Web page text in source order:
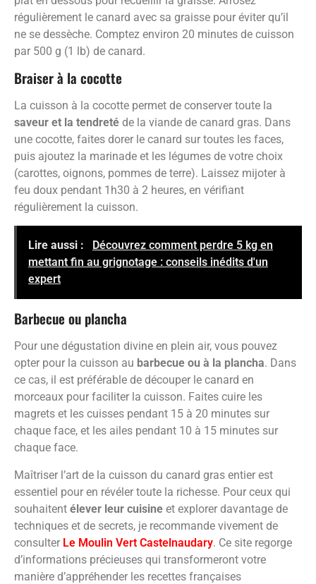
régulièrement le canard avec sa graisse pour éviter qu’il
ne se dessèche. Comptez environ 20 minutes de cuisson
par 500 g (1 lb) de canard.
Braiser à la cocotte
La cuisson à la cocotte permet de conserver toute la
saveur et la tendreté de la viande de canard gras. Dans
une cocotte, faites dorer le canard sur toutes les faces,
puis ajoutez la marinade et les légumes de votre choix
(carottes, oignons, pommes de terre). Laissez mijoter à
feu doux pendant 1h30 à 2 heures, en vérifiant
régulièrement la cuisson.
Lire aussi :
Découvrez comment perdre 5 kg en
mettant fin au grignotage : conseils inédits d'un
expert
Barbecue ou plancha
Pour une dégustation divine en plein air, vous pouvez
opter pour la cuisson au barbecue ou à la plancha. Dans
ce cas, il est préférable de découper le canard en
morceaux pour faciliter la cuisson. Faites cuire les
magrets et les cuisses pendant 15 à 20 minutes sur
chaque face, et les ailes pendant 10 à 15 minutes sur
chaque face.
Maîtriser l’art de la cuisson du canard gras entier est
essentiel pour en révéler toute la richesse. Pour ceux qui
souhaitent élever leur cuisine et explorer davantage de
techniques et de secrets, je recommande vivement de
consulter Le Moulin Vert Castelnaudary. Ce site regorge
d’informations précieuses qui transformeront votre
manière d’appréhender les recettes françaises